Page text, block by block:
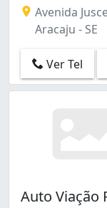
Avenida
Aracaju - SE
Ver Tel
Auto Viação